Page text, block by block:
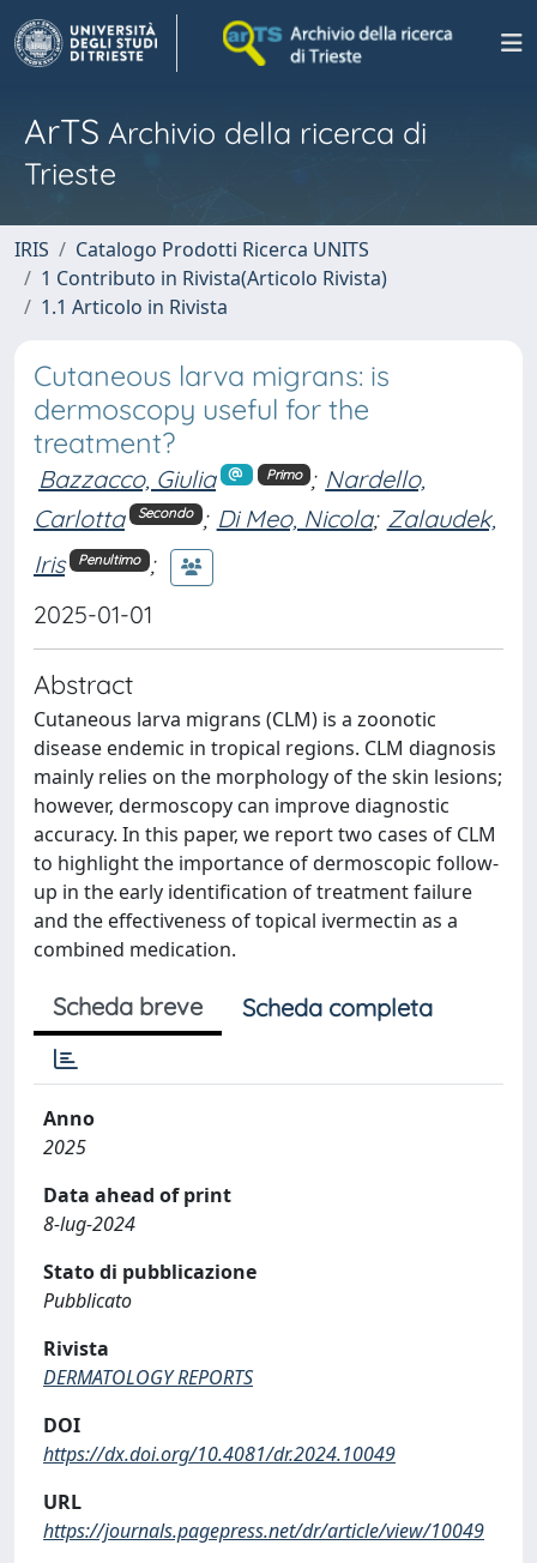
ArTS Archivio della ricerca di
Trieste
IRIS
Catalogo Prodotti Ricerca UNITS
1 Contributo in Rivista(Articolo Rivista)
1.1 Articolo in Rivista
Cutaneous larva migrans: is
dermoscopy useful for the
treatment?
Bazzacco, Giulia Primo ; Nardello,
Carlotta
Secondo ; Di Meo, Nicola; Zalaudek,
Iris
Penultimo ;
2025-01-01
Abstract
Cutaneous larva migrans (CLM) is a zoonotic
disease endemic in tropical regions. CLM diagnosis
mainly relies on the morphology of the skin lesions;
however, dermoscopy can improve diagnostic
accuracy. In this paper, we report two cases of CLM
to highlight the importance of dermoscopic follow-
up in the early identification of treatment failure
and the effectiveness of topical ivermectin as a
combined medication.
Scheda breve Scheda completa
Anno
2025
Data ahead of print
8-lug-2024
Stato di pubblicazione
Pubblicato
Rivista
DERMATOLOGY REPORTS
DOI
https://dx.doi.org/10.4081/dr.2024.10049
URL
https://journals.pagepress.net/dr/article/view/10049